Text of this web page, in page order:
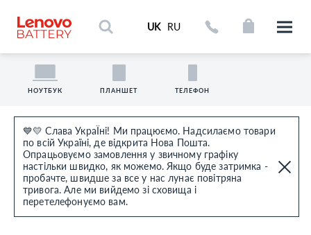
💙💛 Слава УкраЇні! Ми працюємо. Надсилаємо товари
по всій Україні, де відкрита Нова Пошта.
Опрацьовуємо замовлення у звичному графіку
настільки швидко, як можемо. Якщо буде затримка -
пробачте, швидше за все у нас лунає повітряна
тривога. Але ми вийдемо зі сховища і
перетелефонуємо вам.
UK RU
НОУТБУК ПЛАНШЕТ ТЕЛЕФОН